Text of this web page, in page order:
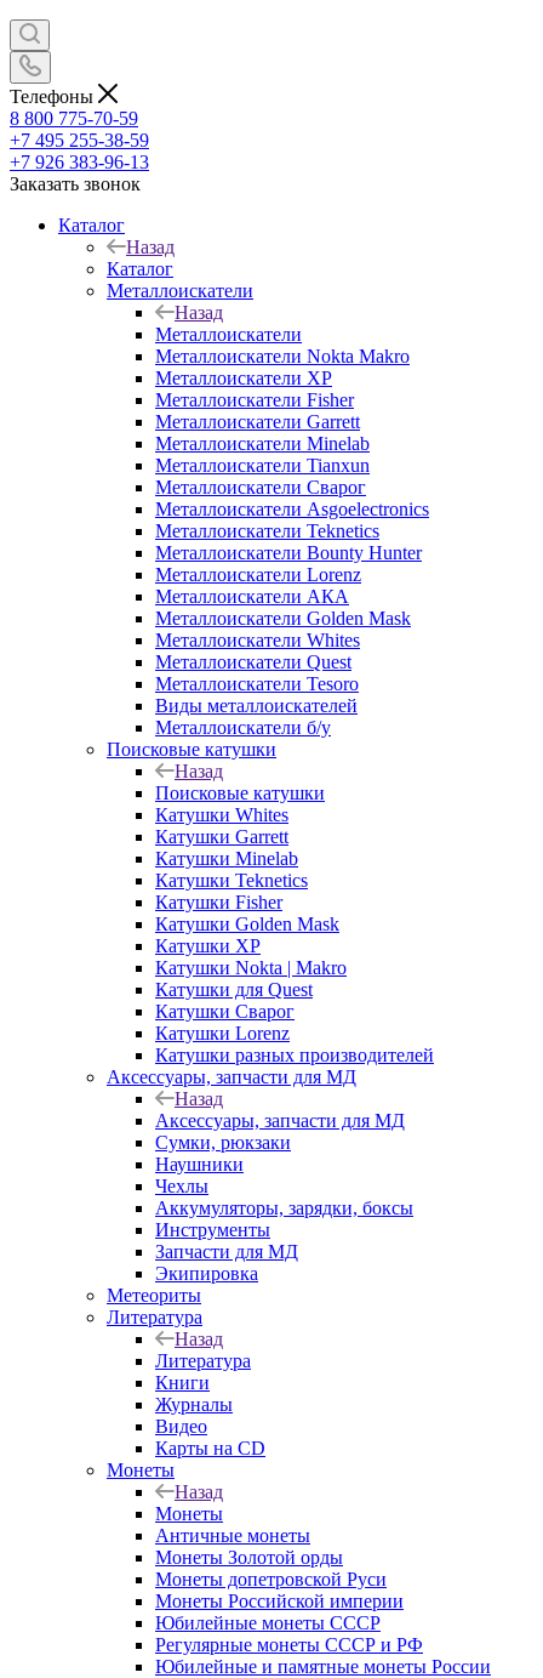
Телефоны
8 800 775-70-59
+7 495 255-38-59
+7 926 383-96-13
Заказать звонок
Каталог
Назад
Каталог
Металлоискатели
Назад
Металлоискатели
Металлоискатели Nokta Makro
Металлоискатели XP
Металлоискатели Fisher
Металлоискатели Garrett
Металлоискатели Minelab
Металлоискатели Tianxun
Металлоискатели Сварог
Металлоискатели Asgoelectronics
Металлоискатели Teknetics
Металлоискатели Bounty Hunter
Металлоискатели Lorenz
Металлоискатели АКА
Металлоискатели Golden Mask
Металлоискатели Whites
Металлоискатели Quest
Металлоискатели Tesoro
Виды металлоискателей
Металлоискатели б/у
Поисковые катушки
Назад
Поисковые катушки
Катушки Whites
Катушки Garrett
Катушки Minelab
Катушки Teknetics
Катушки Fisher
Катушки Golden Mask
Катушки XP
Катушки Nokta | Makro
Катушки для Quest
Катушки Сварог
Катушки Lorenz
Катушки разных производителей
Аксессуары, запчасти для МД
Назад
Аксессуары, запчасти для МД
Сумки, рюкзаки
Наушники
Чехлы
Аккумуляторы, зарядки, боксы
Инструменты
Запчасти для МД
Экипировка
Метеориты
Литература
Назад
Литература
Книги
Журналы
Видео
Карты на CD
Монеты
Назад
Монеты
Античные монеты
Монеты Золотой орды
Монеты допетровской Руси
Монеты Российской империи
Юбилейные монеты СССР
Регулярные монеты СССР и РФ
Юбилейные и памятные монеты России